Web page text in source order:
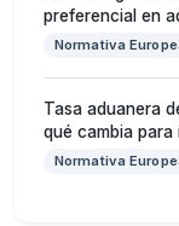
preferencial en
Normativa
Tasa aduanera
qué cambia para
Normativa